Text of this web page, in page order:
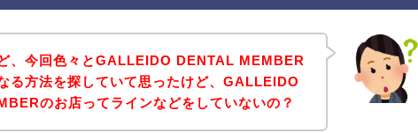
、今回色々とGALLEIDO DENTAL MEMBER
る方法を探していて思ったけど、GALLEIDO
のお店ってラインなどをしていないの？